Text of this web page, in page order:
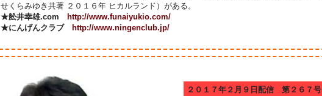
せくらみゆき共著 ２０１６年 ヒカルランド）がある。
★舩井幸雄.com
http://www.funaiyukio.com/
★にんげんクラブ
http://www.ningenclub.jp/
２０１７年２月９日配信 第２６７号